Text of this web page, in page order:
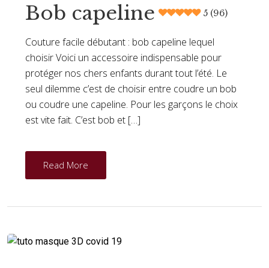
Bob capeline 5 (96)
Couture facile débutant : bob capeline lequel
choisir Voici un accessoire indispensable pour
protéger nos chers enfants durant tout l’été. Le
seul dilemme c’est de choisir entre coudre un bob
ou coudre une capeline. Pour les garçons le choix
est vite fait. C’est bob et […]
Read More